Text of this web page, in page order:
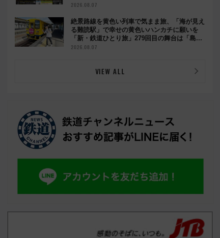
2026.08.07
絶景路線を黄色い列車で気まま旅、「海が見え
る難読駅」で幸せの黄色いハンカチに願いを
「新・鉄道ひとり旅」279回目の舞台は「島原
鉄道」
2026.08.07
VIEW ALL